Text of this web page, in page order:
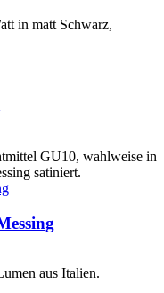
in matt Schwarz,
GU10, wahlweise in
satiniert.
aus Italien.